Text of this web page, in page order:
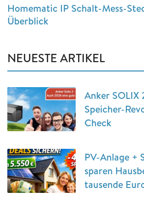
Homematic IP Schalt-Mess-
Überblick
NEUESTE ARTIKEL
Anker SOLIX
Speicher-
Check
PV-Anlage +
sparen
tausende